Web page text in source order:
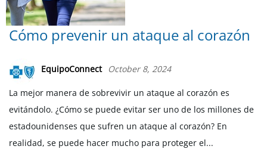
Cómo prevenir un ataque al corazón
EquipoConnect October 8, 2024
La mejor manera de sobrevivir un ataque al corazón es
evitándolo. ¿Cómo se puede evitar ser uno de los millones de
estadounidenses que sufren un ataque al corazón? En
realidad, se puede hacer mucho para proteger el...